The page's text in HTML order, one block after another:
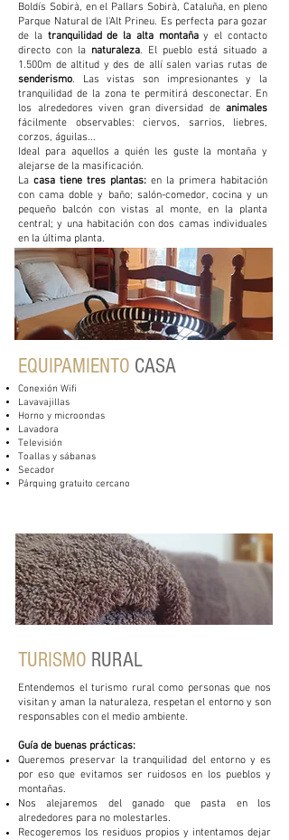
Boldís Sobirà, en el Pallars Sobirà, Cataluña, en pleno
Parque Natural de l'Alt Prineu. Es perfecta para gozar
de la tranquilidad de la alta montañay el contacto
directo con la naturaleza. El pueblo está situado a
1.500m de altitud y des de allí salen varias rutas de
senderismo. Las vistas son impresionantes y la
tranquilidad de la zona te permitirá desconectar. En
los alrededores viven gran diversidad de animales
fácilmente observables: ciervos, sarrios, liebres,
corzos, águilas...
Ideal para aquellos a quién les guste la montaña y
alejarse de la masificación.
La casa tiene tres plantas: en la primera habitación
con cama doble y baño; salón-comedor, cocina y un
pequeño balcón con vistas al monte, en la planta
central; y una habitación con dos camas individuales
en la última planta.
EQUIPAMIENTO CASA
Conexión Wifi
Lavavajillas
Horno y microondas
Lavadora
Televisión
Toallas y sábanas
Secador
Párquing gratuito cercano
TURISMO RURAL
Entendemos el turismo rural como personas que nos
visitan y aman la naturaleza, respetan el entorno y son
responsables con el medio ambiente.
Guía de buenas prácticas:
Queremos preservar la tranquilidad del entorno y es
por eso que evitamos ser ruidosos en los pueblos y
montañas.
Nos alejaremos del ganado que pasta en los
alrededores para no molestarles.
Recogeremos los residuos propios y intentamos dejar